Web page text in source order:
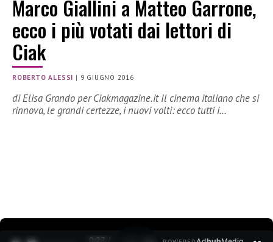
Marco Giallini a Matteo Garrone,
ecco i più votati dai lettori di
Ciak
ROBERTO ALESSI | 9 GIUGNO 2016
di Elisa Grando per Ciakmagazine.it Il cinema italiano che si
rinnova, le grandi certezze, i nuovi volti: ecco tutti i…
0:28 /